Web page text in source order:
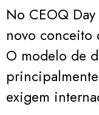
No CEOQ
novo conceito
O modelo de
exigem